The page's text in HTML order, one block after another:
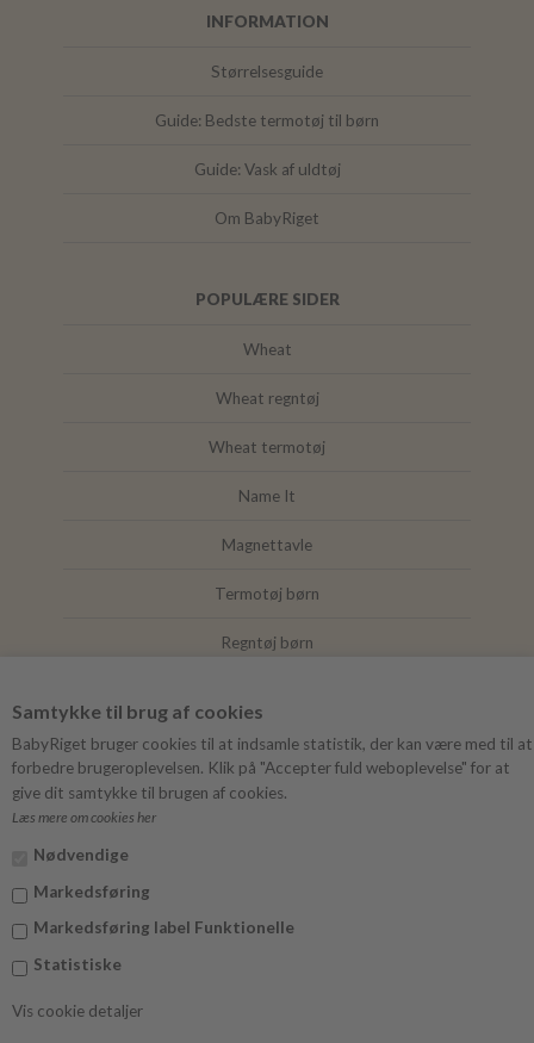
Samtykke til brug af cookies
BabyRiget bruger cookies til at indsamle statistik, der kan være med til at
forbedre brugeroplevelsen. Klik på "Accepter fuld weboplevelse" for at
give dit samtykke til brugen af cookies.
Læs mere om cookies her
Nødvendige
Markedsføring
Markedsføring label Funktionelle
Statistiske
Vis cookie detaljer
INFORMATION
Størrelsesguide
Guide: Bedste termotøj til børn
Guide: Vask af uldtøj
Om BabyRiget
POPULÆRE SIDER
Wheat
Wheat regntøj
Wheat termotøj
Name It
Magnettavle
Termotøj børn
Regntøj børn
Mushie
Facebook